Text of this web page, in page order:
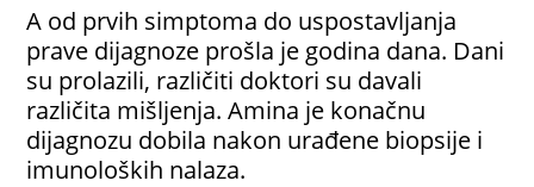
A od prvih simptoma do uspostavljanja
prave dijagnoze prošla je godina dana. Dani
su prolazili, različiti doktori su davali
različita mišljenja. Amina je konačnu
dijagnozu dobila nakon urađene biopsije i
imunoloških nalaza.